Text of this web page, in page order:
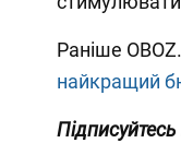
Раніше
найкращий